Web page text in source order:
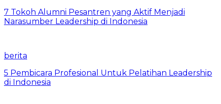
7 Tokoh Alumni Pesantren yang Aktif Menjadi
Narasumber Leadership di Indonesia
berita
5 Pembicara Profesional Untuk Pelatihan Leadership
di Indonesia